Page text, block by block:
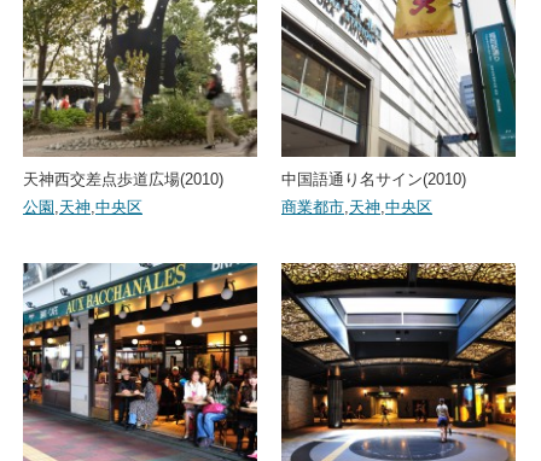
天神西交差点歩道広場(2010)
公園 ,天神,中央区
中国語通り名サイン(2010)
商業都市,天神,中央区